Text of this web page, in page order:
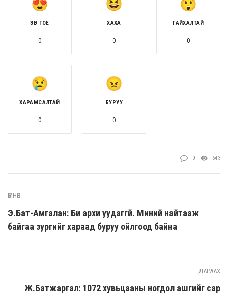
ЗӨВ ГОЁ
0
ХАХА
0
ГАЙХАЛТАЙ
0
ХАРАМСАЛТАЙ
0
БУРУУ
0
0 643
ӨМНӨХ
Э.Бат-Амгалан: Би архи уудаггүй. Миний найтааж
байгаа зургийг хараад буруу ойлгоод байна
ДАРААХ
Ж.Батжаргал: 1072 хувьцааны ногдол ашгийг сар